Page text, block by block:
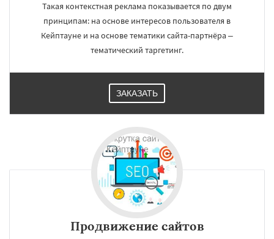
Такая контекстная реклама показывается по двум
принципам: на основе интересов пользователя в
Кейптауне и на основе тематики сайта-партнёра –
тематический таргетинг.
ЗАКАЗАТЬ
Продвижение сайтов